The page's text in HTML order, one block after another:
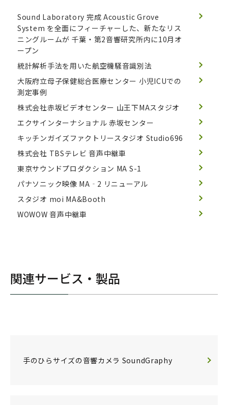
Sound Laboratory 完成 Acoustic Grove
System を全面にフィーチャーした、新たなリス
ニングルームが 千葉・第2音響研究所内に10月オ
ープン
統計解析手法を用いた航空機騒音識別法
大阪府立母子保健総合医療センター 小児ICUでの
測定事例
株式会社赤坂ビデオセンター 山王下MAスタジオ
エクサインターナショナル 赤坂センター
キッチンガイズファクトリースタジオ Studio696
株式会社 TBSテレビ 音声中継車
東京サウンドプロダクション MA S-1
パナソニック映像 MA‐2 リニューアル
スタジオ moi MA&Booth
WOWOW 音声中継車
関連サービス・製品
手のひらサイズの音響カメラ SoundGraphy